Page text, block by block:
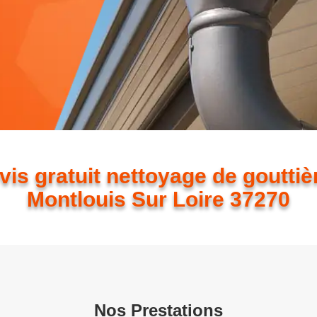
gratuit nettoyage de
Montlouis Sur Loire 37270
Nos Prestations